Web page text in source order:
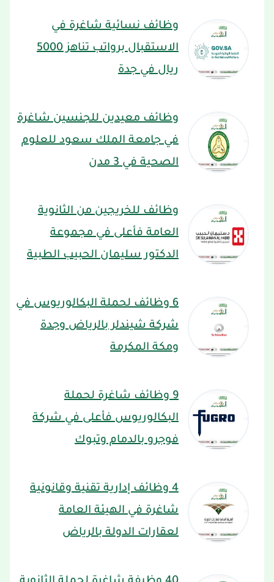
وظائف نسائية شاغرة في
الاستقبال برواتب تناهز 5000
ريال في جدة
وظائف معيدين للجنسين شاغرة
في جامعة الملك سعود للعلوم
الصحية في 3 مدن
وظائف للخريجين من الثانوية
العامة فأعلى في مجموعة
الدكتور سليمان الحبيب الطبية
6 وظائف لحملة البكالوريوس في
شركة شيندلر بالرياض وجدة
ومكة المكرمة
9 وظائف شاغرة لحملة
البكالوريوس فأعلى في شركة
فوجرو بالدمام وتبوك
4 وظائف إدارية تقنية وقانونية
شاغرة في الهيئة العامة
لعقارات الدولة بالرياض